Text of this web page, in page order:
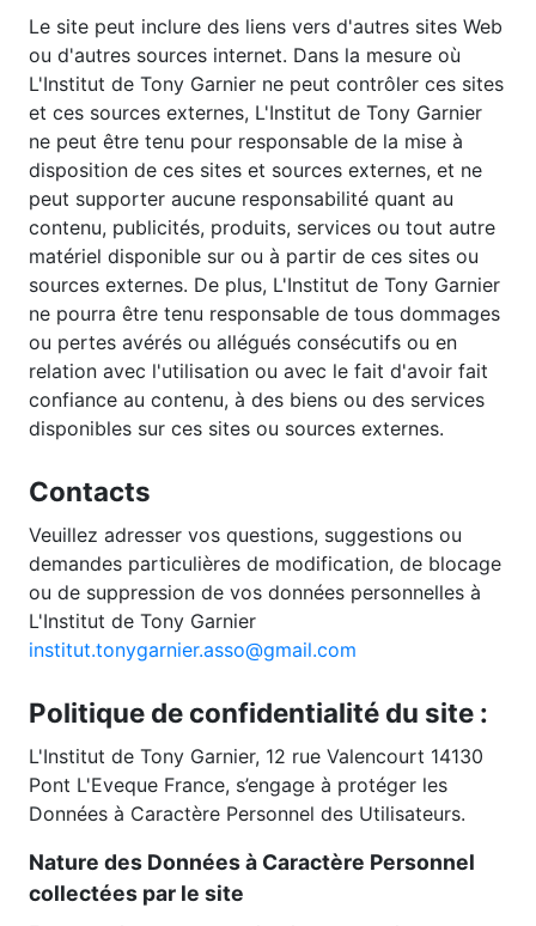
Le site peut inclure des liens vers d'autres sites Web
ou d'autres sources internet. Dans la mesure où
L'Institut de Tony Garnier ne peut contrôler ces sites
et ces sources externes, L'Institut de Tony Garnier
ne peut être tenu pour responsable de la mise à
disposition de ces sites et sources externes, et ne
peut supporter aucune responsabilité quant au
contenu, publicités, produits, services ou tout autre
matériel disponible sur ou à partir de ces sites ou
sources externes. De plus, L'Institut de Tony Garnier
ne pourra être tenu responsable de tous dommages
ou pertes avérés ou allégués consécutifs ou en
relation avec l'utilisation ou avec le fait d'avoir fait
confiance au contenu, à des biens ou des services
disponibles sur ces sites ou sources externes.
Contacts
Veuillez adresser vos questions, suggestions ou
demandes particulières de modification, de blocage
ou de suppression de vos données personnelles à
L'Institut de Tony Garnier
institut.tonygarnier.asso@gmail.com
Politique de confidentialité du site :
L'Institut de Tony Garnier, 12 rue Valencourt 14130
Pont L'Eveque France, s’engage à protéger les
Données à Caractère Personnel des Utilisateurs.
Nature des Données à Caractère Personnel
collectées par le site